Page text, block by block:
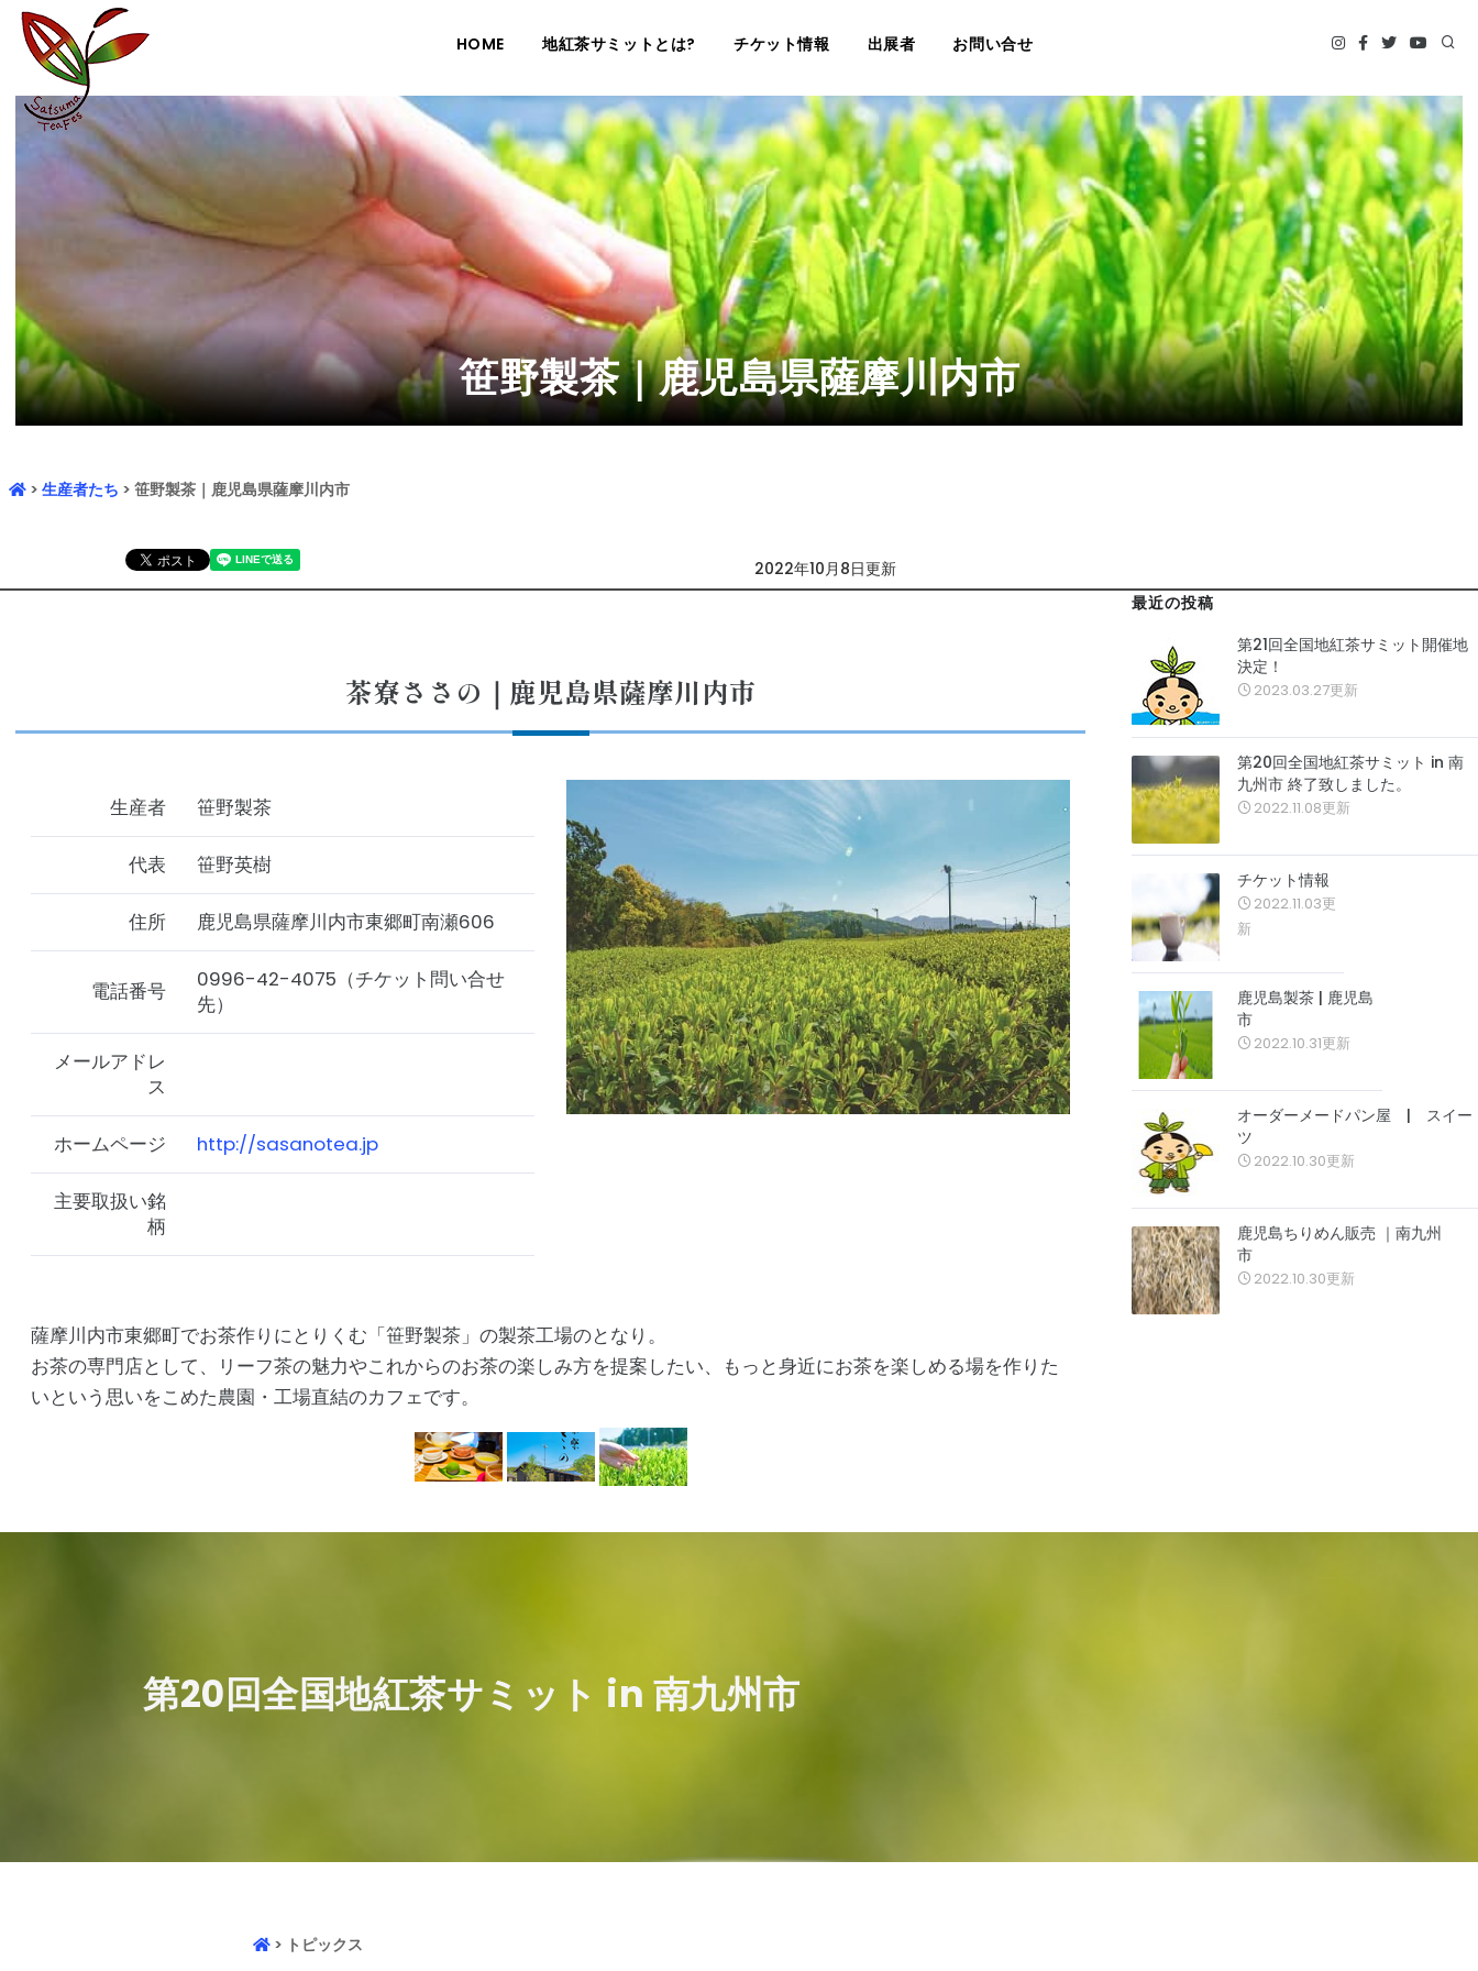
HOME 地紅茶サミットとは? チケット情報 出展者 お問い合せ
笹野製茶｜鹿児島県薩摩川内市
> 生産者たち > 笹野製茶｜鹿児島県薩摩川内市
2022年10月8日更新
茶寮ささの｜鹿児島県薩摩川内市
生産者 笹野製茶
代表 笹野英樹
住所 鹿児島県薩摩川内市東郷町南瀬606
電話番号
0996-42-4075（チケット問い合せ
先）
メールアドレ
ス
ホームページ http://sasanotea.jp
主要取扱い銘
柄
薩摩川内市東郷町でお茶作りにとりくむ「笹野製茶」の製茶工場のとなり。
お茶の専門店として、リーフ茶の魅力やこれからのお茶の楽しみ方を提案したい、もっと身近にお茶を楽しめる場を作りた
いという思いをこめた農園・工場直結のカフェです。
最近の投稿
第21回全国地紅茶サミット開催地
決定！
2023.03.27更新
第20回全国地紅茶サミット in 南
九州市 終了致しました。
2022.11.08更新
チケット情報
2022.11.03更
新
鹿児島製茶 | 鹿児島
市
2022.10.31更新
オーダーメードパン屋 | スイー
ツ
2022.10.30更新
鹿児島ちりめん販売 ｜南九州
市
2022.10.30更新
​第20回全国地紅茶サミット in 南九州市
> トピックス